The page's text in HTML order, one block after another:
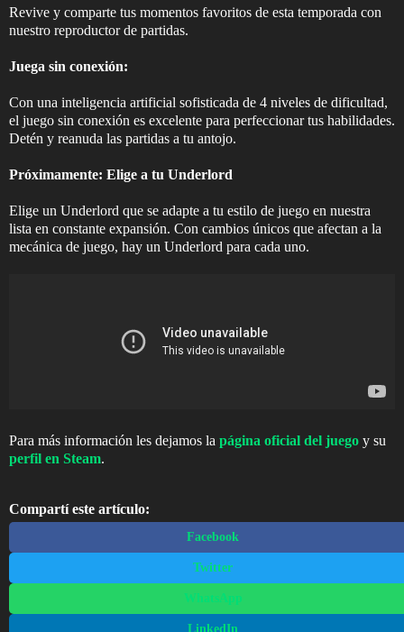
Revive y comparte tus momentos favoritos de esta temporada con
nuestro reproductor de partidas.
Juega sin conexión:
Con una inteligencia artificial sofisticada de 4 niveles de dificultad,
el juego sin conexión es excelente para perfeccionar tus habilidades.
Detén y reanuda las partidas a tu antojo.
Próximamente: Elige a tu Underlord
Elige un Underlord que se adapte a tu estilo de juego en nuestra
lista en constante expansión. Con cambios únicos que afectan a la
mecánica de juego, hay un Underlord para cada uno.
Para más información les dejamos la página oficial del juego y su
perfil en Steam.
Compartí este artículo:
Facebook
Twitter
WhatsApp
LinkedIn